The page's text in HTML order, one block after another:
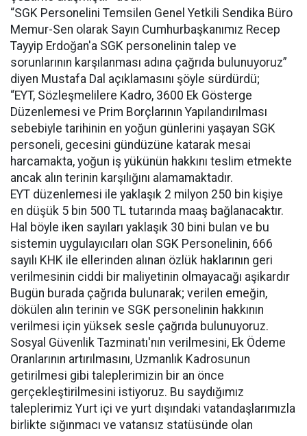
“SGK Personelini Temsilen Genel Yetkili Sendika Büro
Memur-Sen olarak Sayın Cumhurbaşkanımız Recep
Tayyip Erdoğan'a SGK personelinin talep ve
sorunlarının karşılanması adına çağrıda bulunuyoruz”
diyen Mustafa Dal açıklamasını şöyle sürdürdü;
“EYT, Sözleşmelilere Kadro, 3600 Ek Gösterge
Düzenlemesi ve Prim Borçlarının Yapılandırılması
sebebiyle tarihinin en yoğun günlerini yaşayan SGK
personeli, gecesini gündüzüne katarak mesai
harcamakta, yoğun iş yükünün hakkını teslim etmekte
ancak alın terinin karşılığını alamamaktadır.
EYT düzenlemesi ile yaklaşık 2 milyon 250 bin kişiye
en düşük 5 bin 500 TL tutarında maaş bağlanacaktır.
Hal böyle iken sayıları yaklaşık 30 bini bulan ve bu
sistemin uygulayıcıları olan SGK Personelinin, 666
sayılı KHK ile ellerinden alınan özlük haklarının geri
verilmesinin ciddi bir maliyetinin olmayacağı aşikardır
Bugün burada çağrıda bulunarak; verilen emeğin,
dökülen alın terinin ve SGK personelinin hakkının
verilmesi için yüksek sesle çağrıda bulunuyoruz.
Sosyal Güvenlik Tazminatı'nın verilmesini, Ek Ödeme
Oranlarının artırılmasını, Uzmanlık Kadrosunun
getirilmesi gibi taleplerimizin bir an önce
gerçekleştirilmesini istiyoruz. Bu saydığımız
taleplerimiz Yurt içi ve yurt dışındaki vatandaşlarımızla
birlikte sığınmacı ve vatansız statüsünde olan